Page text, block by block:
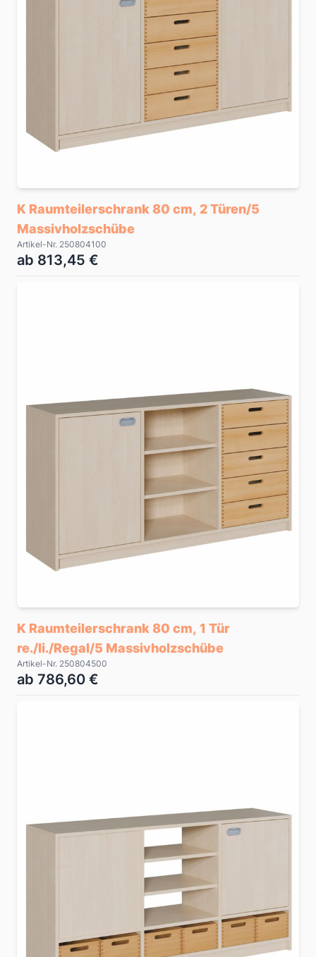
K Raumteilerschrank 80 cm, 2 Türen/5
Massivholzschübe
Artikel-Nr. 250804100
ab 813,45 €
K Raumteilerschrank 80 cm, 1 Tür
re./li./Regal/5 Massivholzschübe
Artikel-Nr. 250804500
ab 786,60 €